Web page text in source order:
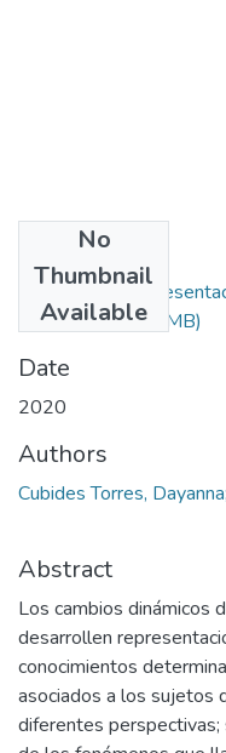
No
Thumbnail
Available
PROYECTO
LAZARO.pdf(1.1 MB)
Date
2020
Authors
Cubides Torres,
Abstract
Los cambios dinámicos
desarrollen
conocimientos
asociados a los sujetos
diferentes perspectivas;